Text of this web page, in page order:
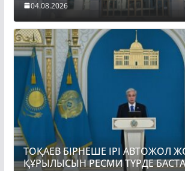
04.08.2026
ТОҚАЕВ БІРНЕШЕ ІРІ АВТОЖОЛ
ҚҰРЫЛЫСЫН РЕСМИ ТҮРДЕ